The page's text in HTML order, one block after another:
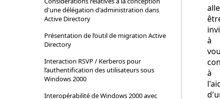
d'une délégation d'administration dans
Active Directory
Présentation de l’outil de migration Active
Directory
Interaction RSVP / Kerberos pour
l’authentification des utilisateurs sous
Windows 2000
Interopérabilité de Windows 2000 avec
à
à